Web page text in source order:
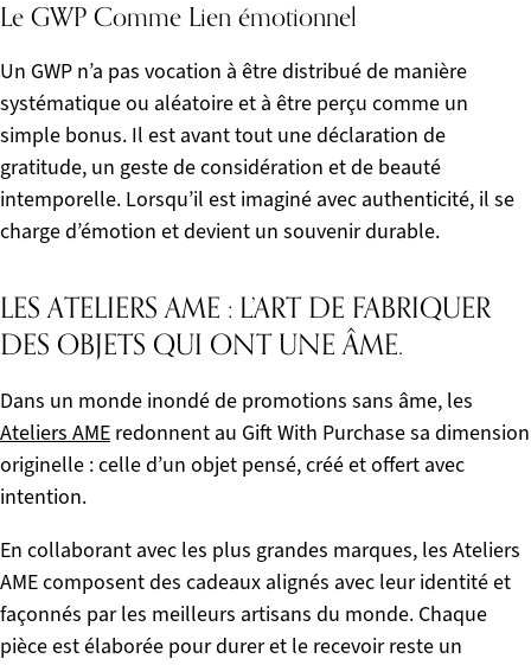
Le GWP Comme Lien émotionnel
Un GWP n’a pas vocation à être distribué de manière
systématique ou aléatoire et à être perçu comme un
simple bonus. Il est avant tout une déclaration de
gratitude, un geste de considération et de beauté
intemporelle. Lorsqu’il est imaginé avec authenticité, il se
charge d’émotion et devient un souvenir durable.
LES ATELIERS AME : L’ART DE FABRIQUER
DES OBJETS QUI ONT UNE ÂME.
Dans un monde inondé de promotions sans âme, les
Ateliers AME redonnent au Gift With Purchase sa dimension
originelle : celle d’un objet pensé, créé et offert avec
intention.
En collaborant avec les plus grandes marques, les Ateliers
AME composent des cadeaux alignés avec leur identité et
façonnés par les meilleurs artisans du monde. Chaque
pièce est élaborée pour durer et le recevoir reste un